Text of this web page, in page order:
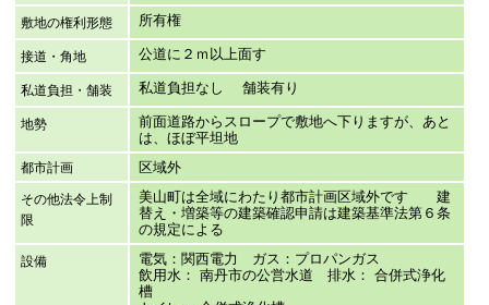
敷地の権利形態 所有権
接道・角地 公道に２ｍ以上面す
私道負担・舗装 私道負担なし 舗装有り
地勢
前面道路からスロープで敷地へ下りますが、あと
は、ほぼ平坦地
都市計画 区域外
その他法令上制
限
美山町は全域にわたり都市計画区域外です 建
替え・増築等の建築確認申請は建築基準法第６条
の規定による
設備
電気：関西電力 ガス：プロパンガス
飲用水： 南丹市の公営水道 排水： 合併式浄化
槽